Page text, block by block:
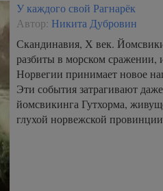
У каждого свой Рагнарёк
Автор: Никита Дубровин
Скандинавия, Х век.
разбиты в морском сражении,
Норвегии принимает новое
Эти события затрагивают
йомсвикинга Гутхорма,
глухой норвежской